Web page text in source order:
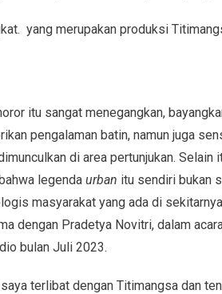
yang merupakan produksi
itu sangat menegangkan,
pengalaman batin, namun juga
di area pertunjukan. Selain
legenda urban itu sendiri bukan
masyarakat yang ada di
dengan Pradetya Novitri, dalam
bulan Juli 2023.
terlibat dengan Titimangsa dan